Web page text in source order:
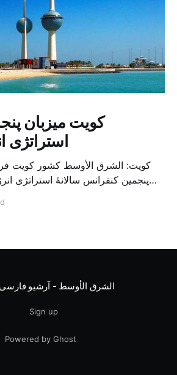
کویت میزبان
کویت: الشرق الأوسط کشور کویت
پنجمین کنفرانس سالانهٔ استراتژی
متخصص از شرکت‌های جهانی نفت و
الشرق الأوسط - آرشیو فارسی
Sign up
Powered by Ghost